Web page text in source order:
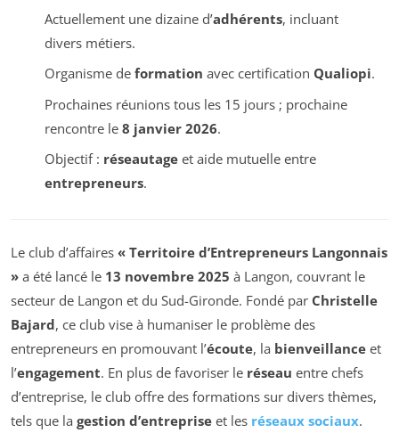
Actuellement une dizaine d’adhérents, incluant
divers métiers.
Organisme de formation avec certification Qualiopi.
Prochaines réunions tous les 15 jours ; prochaine
rencontre le 8 janvier 2026.
Objectif : réseautageet aide mutuelle entre
entrepreneurs.
Le club d’affaires « Territoire d’Entrepreneurs Langonnais
» a été lancé le 13 novembre 2025 à Langon, couvrant le
secteur de Langon et du Sud-Gironde. Fondé par Christelle
Bajard, ce club vise à humaniser le problème des
entrepreneurs en promouvant l’écoute, la bienveillance et
l’engagement. En plus de favoriser le réseau entre chefs
d’entreprise, le club offre des formations sur divers thèmes,
tels que la gestion d’entreprise et les réseaux sociaux.